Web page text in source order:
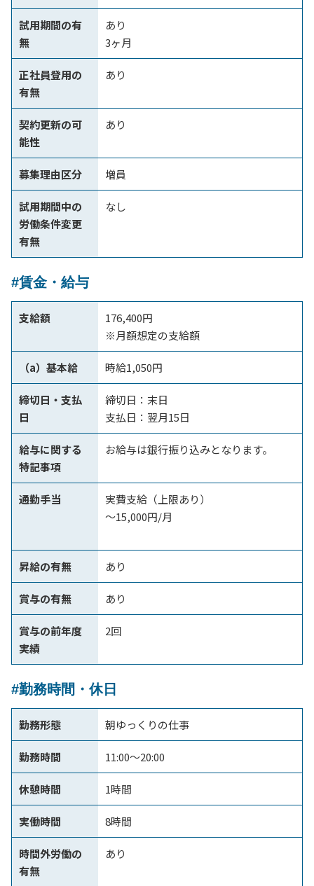
試用期間の有
無
あり
3ヶ月
正社員登用の
有無
あり
契約更新の可
能性
あり
募集理由区分 増員
試用期間中の
労働条件変更
有無
なし
#賃金・給与
支給額
176,400円
※月額想定の支給額
（a）基本給 時給1,050円
締切日・支払
日
締切日：末日
支払日：翌月15日
給与に関する
特記事項
お給与は銀行振り込みとなります。
通勤手当
実費支給（上限あり）
～15,000円/月
昇給の有無 あり
賞与の有無 あり
賞与の前年度
実績
2回
#勤務時間・休日
勤務形態 朝ゆっくりの仕事
勤務時間 11:00～20:00
休憩時間 1時間
実働時間 8時間
時間外労働の
有無
あり